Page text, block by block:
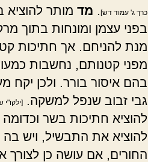
כרך ג' עמוד דש] מד מותר להוציא
בפני עצמן ומונחות בתוך
מנת להניחם. אך חתיכות
מפני קטנותם, נחשבות
בהם איסור בורר. ולכן
גבי זבוב שנפל למשקה.
להוציא חתיכות בשר
להוציא את התבשיל, ויש בה
החורים, אם עושה כן לצורך